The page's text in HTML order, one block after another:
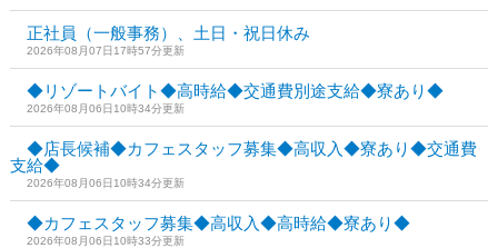
正社員（一般事務）、土日・祝日休み
2026年08月07日17時57分更新
◆リゾートバイト◆高時給◆交通費別途支給◆寮あり◆
2026年08月06日10時34分更新
◆店長候補◆カフェスタッフ募集◆高収入◆寮あり◆交通費
支給◆
2026年08月06日10時34分更新
◆カフェスタッフ募集◆高収入◆高時給◆寮あり◆
2026年08月06日10時33分更新